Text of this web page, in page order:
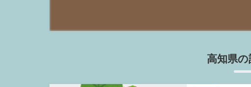
高知県